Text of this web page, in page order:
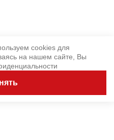
cookies для
на нашем сайте, Вы